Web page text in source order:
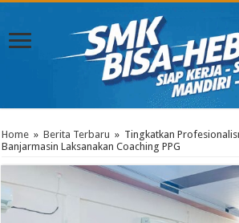
Home » Berita Terbaru » Tingkatkan
Banjarmasin Laksanakan Coaching PPG